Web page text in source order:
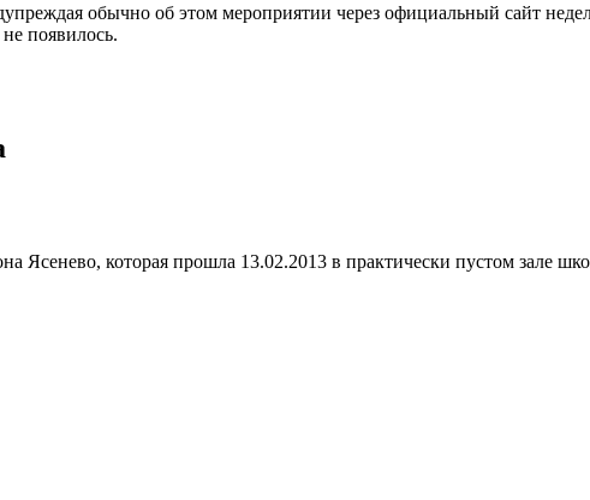
обычно об этом мероприятии через официальный сайт
появилось.
Ясенево, которая прошла 13.02.2013 в практически пустом зале